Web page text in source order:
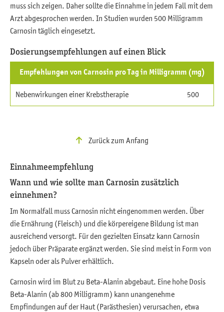
muss sich zeigen. Daher sollte die Einnahme in jedem Fall mit dem
Arzt abgesprochen werden. In Studien wurden 500 Milligramm
Carnosin täglich eingesetzt.
Dosierungsempfehlungen auf einen Blick
Empfehlungen von Carnosin pro Tag in Milligramm (mg)
Nebenwirkungen einer Krebstherapie 500
Zurück zum Anfang
Einnahmeempfehlung
Wann und wie sollte man Carnosin zusätzlich
einnehmen?
Im Normalfall muss Carnosin nicht eingenommen werden. Über
die Ernährung (Fleisch) und die körpereigene Bildung ist man
ausreichend versorgt. Für den gezielten Einsatz kann Carnosin
jedoch über Präparate ergänzt werden. Sie sind meist in Form von
Kapseln oder als Pulver erhältlich.
Carnosin wird im Blut zu Beta-Alanin abgebaut. Eine hohe Dosis
Beta-Alanin (ab 800 Milligramm) kann unangenehme
Empfindungen auf der Haut (Parästhesien) verursachen, etwa